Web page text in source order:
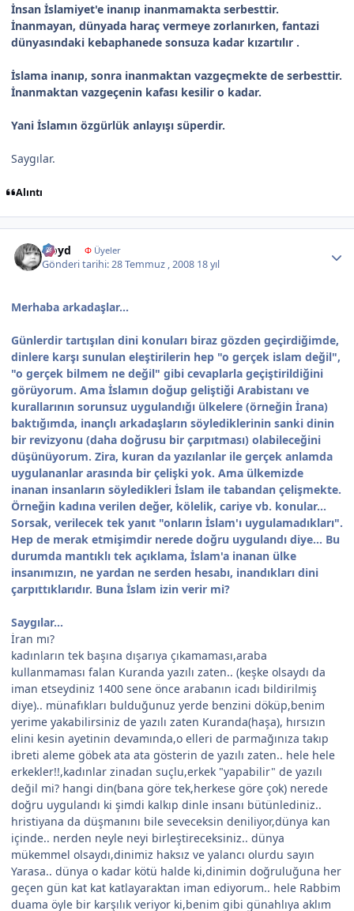
İnsan İslamiyet'e inanıp inanmamakta serbesttir.
İnanmayan, dünyada haraç vermeye zorlanırken, fantazi
dünyasındaki kebaphanede sonsuza kadar kızartılır .
İslama inanıp, sonra inanmaktan vazgeçmekte de serbesttir.
İnanmaktan vazgeçenin kafası kesilir o kadar.
Yani İslamın özgürlük anlayışı süperdir.
Saygılar.
Alıntı
ftoyd ΦÜyeler
Gönderi tarihi:28 Temmuz , 2008 18 yıl
Merhaba arkadaşlar...
Günlerdir tartışılan dini konuları biraz gözden geçirdiğimde,
dinlere karşı sunulan eleştirilerin hep "o gerçek islam değil",
"o gerçek bilmem ne değil" gibi cevaplarla geçiştirildiğini
görüyorum. Ama İslamın doğup geliştiği Arabistanı ve
kurallarının sorunsuz uygulandığı ülkelere (örneğin İrana)
baktığımda, inançlı arkadaşların söylediklerinin sanki dinin
bir revizyonu (daha doğrusu bir çarpıtması) olabileceğini
düşünüyorum. Zira, kuran da yazılanlar ile gerçek anlamda
uygulananlar arasında bir çelişki yok. Ama ülkemizde
inanan insanların söyledikleri İslam ile tabandan çelişmekte.
Örneğin kadına verilen değer, kölelik, cariye vb. konular...
Sorsak, verilecek tek yanıt "onların İslam'ı uygulamadıkları".
Hep de merak etmişimdir nerede doğru uygulandı diye... Bu
durumda mantıklı tek açıklama, İslam'a inanan ülke
insanımızın, ne yardan ne serden hesabı, inandıkları dini
çarpıttıklarıdır. Buna İslam izin verir mi?
Saygılar...
İran mı?
kadınların tek başına dışarıya çıkamaması,araba
kullanmaması falan Kuranda yazılı zaten.. (keşke olsaydı da
iman etseydiniz 1400 sene önce arabanın icadı bildirilmiş
diye).. münafıkları bulduğunuz yerde benzini döküp,benim
yerime yakabilirsiniz de yazılı zaten Kuranda(haşa), hırsızın
elini kesin ayetinin devamında,o elleri de parmağınıza takıp
ibreti aleme göbek ata ata gösterin de yazılı zaten.. hele hele
erkekler!!,kadınlar zinadan suçlu,erkek "yapabilir" de yazılı
değil mi? hangi din(bana göre tek,herkese göre çok) nerede
doğru uygulandı ki şimdi kalkıp dinle insanı bütünlediniz..
hristiyana da düşmanını bile seveceksin deniliyor,dünya kan
içinde.. nerden neyle neyi birleştireceksiniz.. dünya
mükemmel olsaydı,dinimiz haksız ve yalancı olurdu sayın
Yarasa.. dünya o kadar kötü halde ki,dinimin doğruluğuna her
geçen gün kat kat katlayaraktan iman ediyorum.. hele Rabbim
duama öyle bir karşılık veriyor ki,benim gibi günahlıya aklım